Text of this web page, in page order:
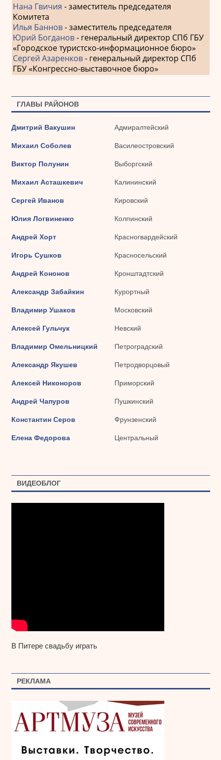
Нана Гвичия - заместитель председателя
Комитета
Илья Баннов- заместитель председателя
Юрий Богданов- генеральный директор СПб ГБУ
«Городское туристско-информационное бюро»
Сергей Азаренков- генеральный директор СПб
ГБУ «Конгрессно-выставочное бюро»
ГЛАВЫ РАЙОНОВ
Дмитрий Вакушин Адмиралтейский
Михаил Соболев Василеостровский
Виктор Полунин Выборгский
Михаил Асташкевич Калининский
Сергей Иванов Кировский
Юлия Логвиненко Колпинский
Андрей Хорт Красногвардейский
Игорь Сушков Красносельский
Андрей Кононов Кронштадтский
Александр Забайкин Курортный
Владимир Ушаков Московский
Алексей Гульчук Невский
Владимир Омельницкий Петроградский
Александр Якушев Петродворцовый
Алексей Никоноров Приморский
Андрей Чапуров Пушкинский
Константин Серов Фрунзенский
Елена Федорова Центральный
ВИДЕОБЛОГ
В Питере свадьбу играть
РЕКЛАМА